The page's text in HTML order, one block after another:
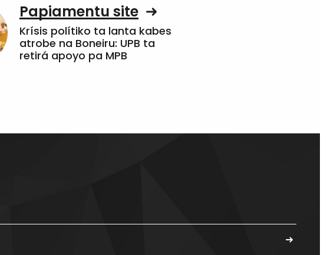
Papiamentu site
Krísis polítiko ta lanta kabes
atrobe na Boneiru: UPB ta
retirá apoyo pa MPB